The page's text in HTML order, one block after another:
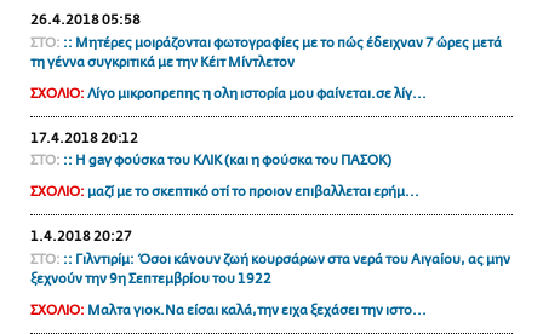
26.4.2018 05:58
ΣΤΟ: :: Μητέρες μοιράζονται φωτογραφίες με το πώς έδειχναν 7 ώρες μετά
τη γέννα συγκριτικά με την Κέιτ Μίντλετον
ΣΧΟΛΙΟ: Λίγο μικροπρεπης η ολη ιστορία μου φαίνεται.σε λίγ...
17.4.2018 20:12
ΣΤΟ: :: Η gay φούσκα του ΚΛΙΚ (και η φούσκα του ΠΑΣΟΚ)
ΣΧΟΛΙΟ: μαζί με το σκεπτικό οτί το προιον επιβαλλεται ερήμ...
1.4.2018 20:27
ΣΤΟ: :: Γιλντιρίμ: Όσοι κάνουν ζωή κουρσάρων στα νερά του Αιγαίου, ας μην
ξεχνούν την 9η Σεπτεμβρίου του 1922
ΣΧΟΛΙΟ: Μαλτα γιοκ.Να είσαι καλά,την ειχα ξεχάσει την ιστο...